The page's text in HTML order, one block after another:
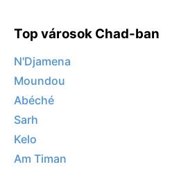
Top városok Chad-ban
N'Djamena
Moundou
Abéché
Sarh
Kelo
Am Timan